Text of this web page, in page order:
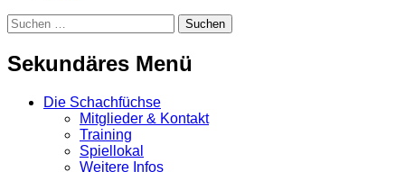
Suchen
Suchen
nach:
Sekundäres Menü
Zum
Die Schachfüchse
Mitglieder & Kontakt
Training
Spiellokal
Weitere Infos